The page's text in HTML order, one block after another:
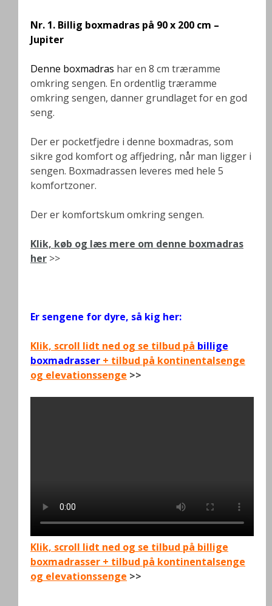
Nr. 1. Billig boxmadras på 90 x 200 cm –
Jupiter
Denne boxmadras har en 8 cm træramme
omkring sengen. En ordentlig træramme
omkring sengen, danner grundlaget for en god
seng.
Der er pocketfjedre i denne boxmadras, som
sikre god komfort og affjedring, når man ligger i
sengen. Boxmadrassen leveres med hele 5
komfortzoner.
Der er komfortskum omkring sengen.
Klik, køb og læs mere om denne boxmadras
her >>
Er sengene for dyre, så kig her:
Klik, scroll lidt ned og se tilbud på billige
boxmadrasser + tilbud på kontinentalsenge
og elevationssenge >>
Klik, scroll lidt ned og se tilbud på billige
boxmadrasser + tilbud på kontinentalsenge
og elevationssenge >>